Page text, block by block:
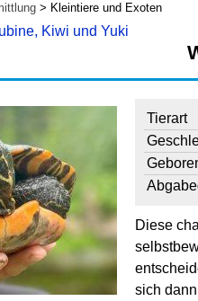
> Kleintiere und Exoten
Kiwi und Yuki
Tierart
Diese
sich